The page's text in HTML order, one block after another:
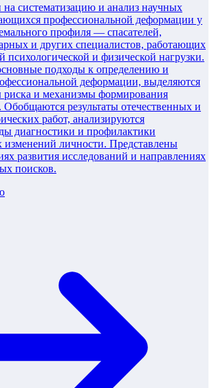
на систематизацию и анализ научных
профессиональной деформации у
профиля — спасателей,
и других специалистов, работающих
психологической и физической нагрузки.
подходы к определению и
деформации, выделяются
и механизмы формирования
результаты отечественных и
работ, анализируются
диагностики и профилактики
изменений личности. Представлены
развития исследований и направлениях
поисков.